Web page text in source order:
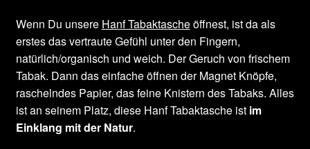
Wenn Du unsere Hanf Tabaktascheöffnest, ist da als
erstes das vertraute Gefühl unter den Fingern,
natürlich/organisch und weich. Der Geruch von frischem
Tabak. Dann das einfache öffnen der Magnet Knöpfe,
raschelndes Papier, das feine Knistern des Tabaks. Alles
ist an seinem Platz, diese Hanf Tabaktasche ist im
Einklang mit der Natur.